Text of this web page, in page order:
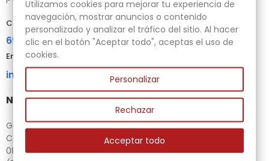
Contacta con nosotros
696 95 85 58
Email
info@gubias.com.es
Nuestra tienda
Ganiveteria Rius
C/ Goleta, 11
08221 Terrassa
Utilizamos cookies para mejorar tu experiencia de
navegación, mostrar anuncios o contenido
personalizado y analizar el tráfico del sitio. Al hacer
clic en el botón "Aceptar todo", aceptas el uso de
cookies.
Personalizar
Rechazar
Acceptar todo